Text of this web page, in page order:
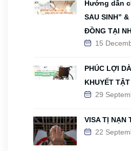
Hướng dẫn
SAU SINH”
ĐỒNG TẠI
15
PHÚC LỢI
KHUYẾT TẬT
29
VISA TỊ NẠN
22